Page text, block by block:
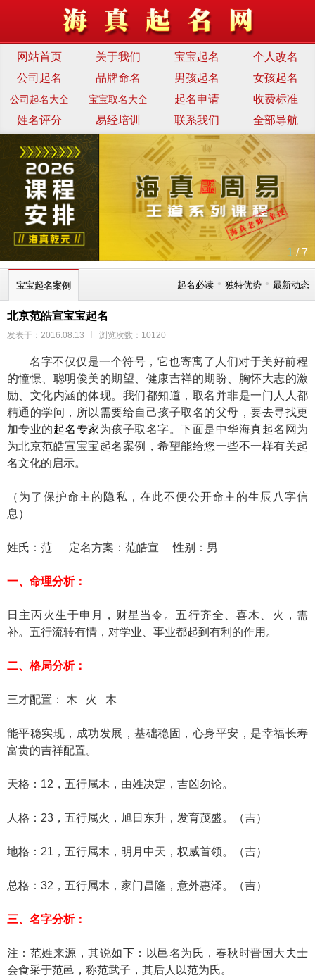
网站首页 关于我们 宝宝起名
个人改名
公司起名
品牌命名 男孩起名 女孩起名
公司起名大全 宝宝取名大全 起名申请
收费标准
姓名评分
易经培训 联系我们 全部导航
1 / 7
宝宝起名案例 起名必读 • 独特优势 • 最新动态
北京范皓宣宝宝起名
发表于：2016.08.13 浏览次数：10120
名字不仅仅是一个符号，它也寄寓了人们对于美好前程
的憧憬、聪明俊美的期望、健康吉祥的期盼、胸怀大志的激
励、文化内涵的体现。我们都知道，取名并非是一门人人都
精通的学问，所以需要给自己孩子取名的父母，要去寻找更
加专业的起名专家为孩子取名字。下面是中华海真起名网为
为北京范皓宣宝宝起名案例，希望能给您一些不一样有关起
名文化的启示。
（为了保护命主的隐私，在此不便公开命主的生辰八字信
息）
姓氏：范 定名方案：范皓宣 性别：男
一、命理分析：
日主丙火生于申月，财星当令。五行齐全、喜木、火，需
补。五行流转有情，对学业、事业都起到有利的作用。
二、格局分析：
三才配置： 木 火 木
能平稳实现，成功发展，基础稳固，心身平安，是幸福长寿
富贵的吉祥配置。
天格：12，五行属木，由姓决定，吉凶勿论。
人格：23，五行属火，旭日东升，发育茂盛。（吉）
地格：21，五行属木，明月中天，权威首领。（吉）
总格：32，五行属木，家门昌隆，意外惠泽。（吉）
三、名字分析：
注：范姓来源，其说如下：以邑名为氏，春秋时晋国大夫士
会食采于范邑，称范武子，其后人以范为氏。